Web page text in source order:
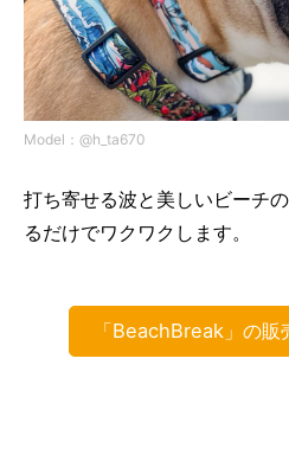
Model：@h_ta670
打ち寄せる波と美しいビーチ
るだけでワクワクします。
「BeachBreak」の販